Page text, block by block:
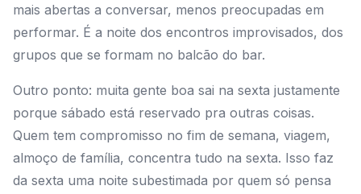
mais abertas a conversar, menos preocupadas em
performar. É a noite dos encontros improvisados, dos
grupos que se formam no balcão do bar.
Outro ponto: muita gente boa sai na sexta justamente
porque sábado está reservado pra outras coisas.
Quem tem compromisso no fim de semana, viagem,
almoço de família, concentra tudo na sexta. Isso faz
da sexta uma noite subestimada por quem só pensa